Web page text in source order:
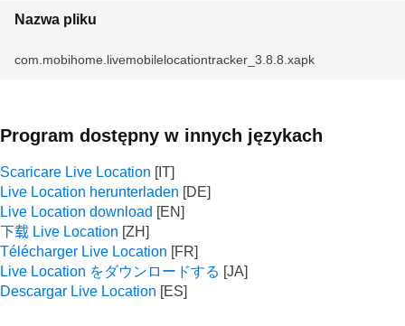
Nazwa pliku
com.mobihome.livemobilelocationtracker_3.8.8.xapk
Program dostępny w innych językach
Scaricare Live Location
Live Location herunterladen
Live Location download
下载 Live Location
Télécharger Live Location
Live Location をダウンロードする
Descargar Live Location